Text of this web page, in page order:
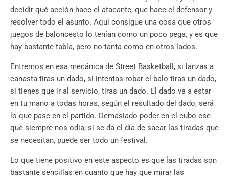
decidir qué acción hace el atacante, que hace el defensor y
resolver todo el asunto. Aquí consigue una cosa que otros
juegos de baloncesto lo tenían como un poco pega, y es que
hay bastante tabla, pero no tanta como en otros lados.
Entremos en esa mecánica de Street Basketball, si lanzas a
canasta tiras un dado, si intentas robar el balo tiras un dado,
si tienes que ir al servicio, tiras un dado. El dado va a estar
en tu mano a todas horas, según el resultado del dado, será
lo que pase en el partido. Demasiado poder en el cubo ese
que siempre nos odia, si se da el día de sacar las tiradas que
se necesitan, puede ser todo un festival.
Lo que tiene positivo en este aspecto es que las tiradas son
bastante sencillas en cuanto que hay que mirar las